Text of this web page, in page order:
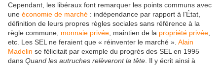
Cependant, les libéraux font remarquer les points communs avec
une économie de marché : indépendance par rapport à l'État,
définition de leurs propres règles sociales sans référence à la
règle commune, monnaie privée , maintien de la propriété privée
etc. Les SEL ne feraient que « réinventer le marché » Alain
Madelin se félicitait par exemple du progrès des SEL en 1995
dans Quand les autruches relèveront la tête . Il y écrit ainsi à